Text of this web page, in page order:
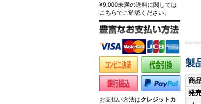
製
商
発
¥9,000未満の送料に関しては
こちらでご確認ください。
お支払い方法はクレジットカ